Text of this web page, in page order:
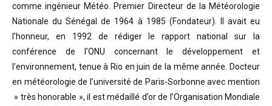
comme ingénieur Météo. Premier Directeur de la Météorologie
Nationale du Sénégal de 1964 à 1985 (Fondateur). Il avait eu
l’honneur, en 1992 de rédiger le rapport national sur la
conférence de l’ONU concernant le développement et
l’environnement, tenue à Rio en juin de la même année.
Docteur
en météorologie de l’université de Paris-Sorbonne avec mention
» très honorable », il est médaillé d’or de l’Organisation Mondiale